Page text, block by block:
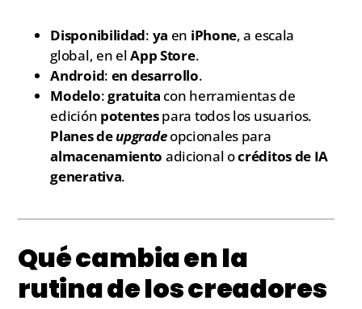
Disponibilidad: ya en iPhone, a escala
global, en elApp Store.
Android: en desarrollo.
Modelo:gratuita con herramientas de
edición potentespara todos los usuarios.
Planes deupgradeopcionales para
almacenamiento adicional ocréditos de IA
generativa.
Qué cambia en la
rutina de los creadores